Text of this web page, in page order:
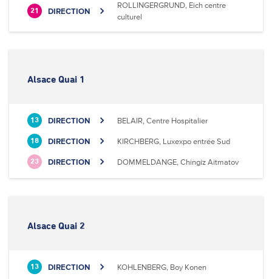
21 DIRECTION
ROLLINGERGRUND, Eich centre
culturel
Alsace Quai 1
13 DIRECTION BELAIR, Centre Hospitalier
18 DIRECTION KIRCHBERG, Luxexpo entrée Sud
23 DIRECTION DOMMELDANGE, Chingiz Aitmatov
Alsace Quai 2
13 DIRECTION KOHLENBERG, Boy Konen